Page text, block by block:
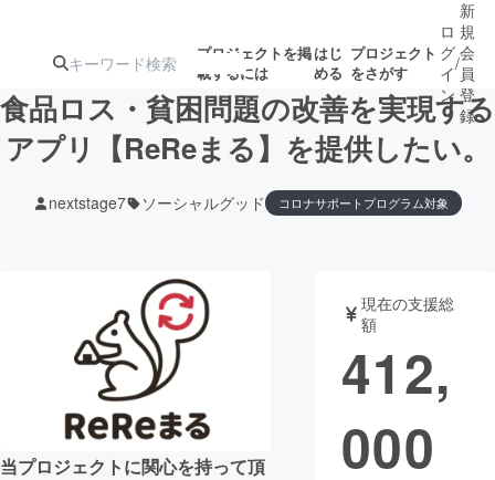
プロジェクトを掲
載するには
はじ
める
プロジェクト
をさがす
ジェクト
ターン
ジェクト
募集終了が近いプ
ロジェクト
もうすぐ公開
されます
アート・写真 音楽
テクノロジー・ガジェット ゲーム・サ
映像・映画
ロ
グ
イ
ン
/
新
規
会
員
登
録
食品ロス・貧困問題の改善を実現する
アプリ【ReReまる】を提供したい。
nextstage7 ソーシャルグッド コロナサポートプログラム対象
当プロジェクトに関心を持って頂
現在の支援総
額
412,
000